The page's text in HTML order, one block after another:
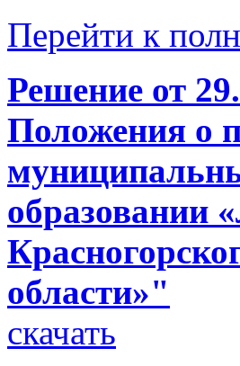
Перейти к
Решение от
Положения о
образовании
области»"
скачать